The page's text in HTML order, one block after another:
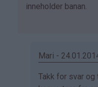
inneholder banan.
Mari -
Som
Takk for svar og